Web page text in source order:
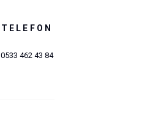
TELEFON
0533 462 43 84